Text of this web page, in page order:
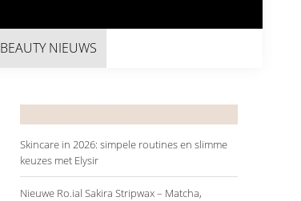
BEAUTY NIEUWS
Skincare in 2026: simpele routines en slimme
keuzes met Elysir
Nieuwe Ro.ial Sakira Stripwax – Matcha,